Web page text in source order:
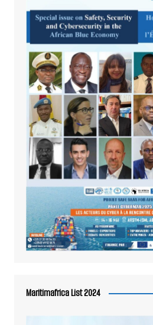
Maritimafrica List 2024